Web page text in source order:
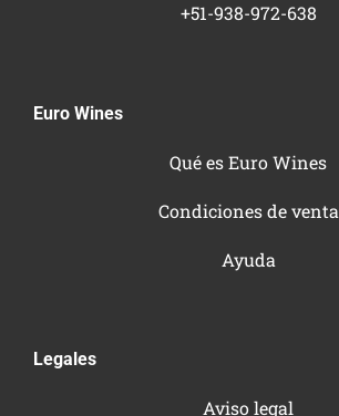
+51-938-972-638
Euro Wines
Qué es Euro Wines
Condiciones de venta
Ayuda
Legales
Aviso legal